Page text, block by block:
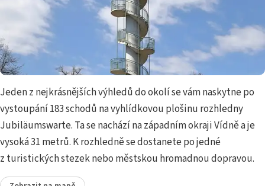
Jeden z nejkrásnějších výhledů do okolí se vám naskytne po
vystoupání 183 schodů na vyhlídkovou plošinu rozhledny
Jubiläumswarte. Ta se nachází na západním okraji Vídně a je
vysoká 31 metrů. K rozhledně se dostanete po jedné
z turistických stezek nebo městskou hromadnou dopravou.